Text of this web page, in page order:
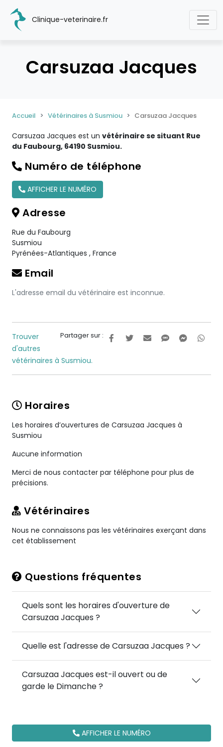
Clinique-veterinaire.fr
Carsuzaa Jacques
Accueil Vétérinaires à Susmiou Carsuzaa Jacques
Carsuzaa Jacques est un vétérinaire se situant Rue
du Faubourg, 64190 Susmiou.
Numéro de téléphone
AFFICHER LE NUMÉRO
Adresse
Rue du Faubourg
Susmiou
Pyrénées-Atlantiques , France
Email
L'adresse email du vétérinaire est inconnue.
Partager sur :
Trouver
d'autres
vétérinaires à Susmiou.
Horaires
Les horaires d’ouvertures de Carsuzaa Jacques à
Susmiou
Aucune information
Merci de nous contacter par téléphone pour plus de
précisions.
Vétérinaires
Nous ne connaissons pas les vétérinaires exerçant dans
cet établissement
Questions fréquentes
Quels sont les horaires d'ouverture de
Carsuzaa Jacques ?
Quelle est l'adresse de Carsuzaa Jacques ?
Carsuzaa Jacques est-il ouvert ou de
garde le Dimanche ?
AFFICHER LE NUMÉRO